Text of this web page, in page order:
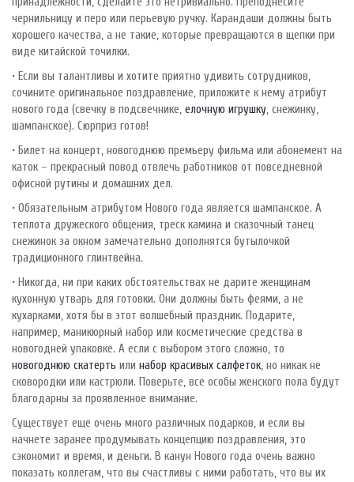
чернильницу и перо или перьевую ручку. Карандаши должны быть
хорошего качества, а не такие, которые превращаются в щепки при
виде китайской точилки.
• Если вы талантливы и хотите приятно удивить сотрудников,
сочините оригинальное поздравление, приложите к нему атрибут
нового года (свечку в подсвечнике, елочную игрушку, снежинку,
шампанское). Сюрприз готов!
• Билет на концерт, новогоднюю премьеру фильма или абонемент на
каток – прекрасный повод отвлечь работников от повседневной
офисной рутины и домашних дел.
• Обязательным атрибутом Нового года является шампанское. А
теплота дружеского общения, треск камина и сказочный танец
снежинок за окном замечательно дополнятся бутылочкой
традиционного глинтвейна.
• Никогда, ни при каких обстоятельствах не дарите женщинам
кухонную утварь для готовки. Они должны быть феями, а не
кухарками, хотя бы в этот волшебный праздник. Подарите,
например, маникюрный набор или косметические средства в
новогодней упаковке. А если с выбором этого сложно, то
новогоднюю скатерть или набор красивых салфеток, но никак не
сковородки или кастрюли. Поверьте, все особы женского пола будут
благодарны за проявленное внимание.
Существует еще очень много различных подарков, и если вы
начнете заранее продумывать концепцию поздравления, это
сэкономит и время, и деньги. В канун Нового года очень важно
показать коллегам, что вы счастливы с ними работать, что вы их